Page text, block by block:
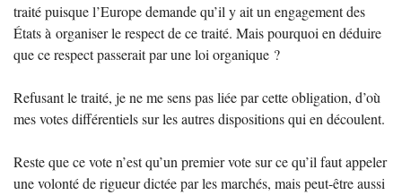
traité puisque l’Europe demande qu’il y ait un engagement des
États à organiser le respect de ce traité. Mais pourquoi en déduire
que ce respect passerait par une loi organique ?
Refusant le traité, je ne me sens pas liée par cette obligation, d’où
mes votes différentiels sur les autres dispositions qui en découlent.
Reste que ce vote n’est qu’un premier vote sur ce qu’il faut appeler
une volonté de rigueur dictée par les marchés, mais peut-être aussi